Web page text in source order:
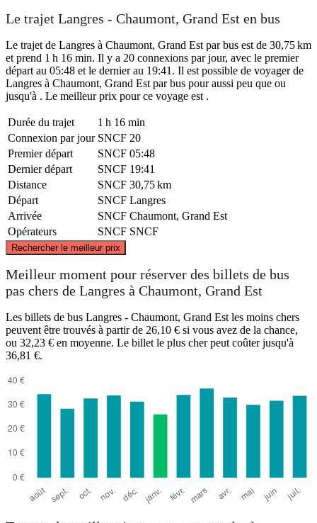
Le trajet Langres - Chaumont, Grand Est en bus
Le trajet de Langres à Chaumont, Grand Est par bus est de 30,75 km
et prend 1 h 16 min. Il y a 20 connexions par jour, avec le premier
départ au 05:48 et le dernier au 19:41. Il est possible de voyager de
Langres à Chaumont, Grand Est par bus pour aussi peu que ou
jusqu'à . Le meilleur prix pour ce voyage est .
Durée du trajet
1 h 16 min
Connexion par jour SNCF 20
Premier départ
SNCF 05:48
Dernier départ
SNCF 19:41
Distance
SNCF 30,75 km
Départ
SNCF Langres
Arrivée
SNCF Chaumont, Grand Est
Opérateurs
SNCF SNCF
Rechercher le meilleur prix
Meilleur moment pour réserver des billets de bus
pas chers de Langres à Chaumont, Grand Est
Les billets de bus Langres - Chaumont, Grand Est les moins chers
peuvent être trouvés à partir de 26,10 € si vous avez de la chance,
ou 32,23 € en moyenne. Le billet le plus cher peut coûter jusqu'à
36,81 €.